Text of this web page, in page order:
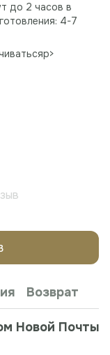
до 2 часов в
4-7
Возврат
Новой Почты